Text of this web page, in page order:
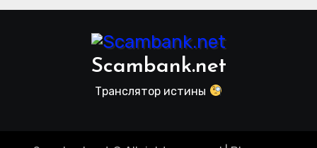
Scambank.net
Транслятор истины